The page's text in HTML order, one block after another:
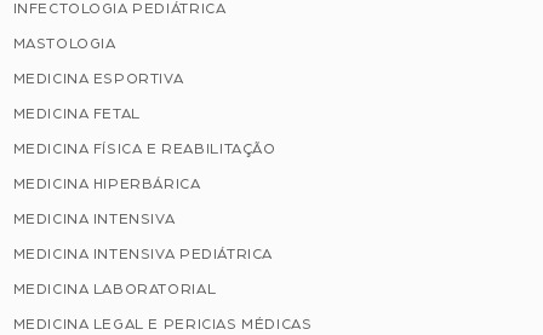
INFECTOLOGIA PEDIÁTRICA
MASTOLOGIA
MEDICINA ESPORTIVA
MEDICINA FETAL
MEDICINA FÍSICA E REABILITAÇÃO
MEDICINA HIPERBÁRICA
MEDICINA INTENSIVA
MEDICINA INTENSIVA PEDIÁTRICA
MEDICINA LABORATORIAL
MEDICINA LEGAL E PERICIAS MÉDICAS